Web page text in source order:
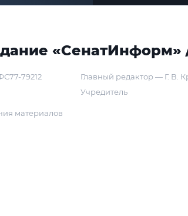
«СенатИнформ»
79212
Главный редактор — Г. В.
Учредитель
материалов